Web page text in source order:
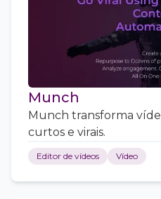
Munch
Munch transforma
curtos e virais.
Editor de vídeos Vídeo